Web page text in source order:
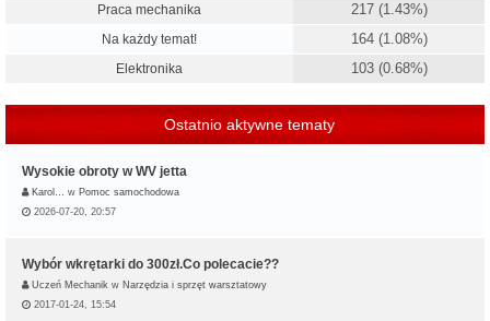
Praca mechanika 217 (1.43%)
Na każdy temat! 164 (1.08%)
Elektronika 103 (0.68%)
Ostatnio aktywne tematy
Wysokie obroty w WV jetta
Karol… w Pomoc samochodowa
2026-07-20, 20:57
Wybór wkrętarki do 300zł.Co polecacie??
Uczeń Mechanik w Narzędzia i sprzęt warsztatowy
2017-01-24, 15:54